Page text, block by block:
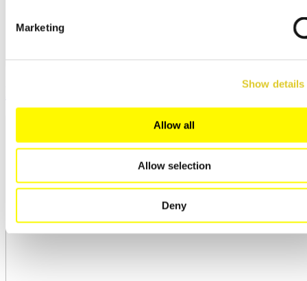
Marketing
Show details
Allow all
Allow selection
Deny
Piece z wózkiem z cyrkulacją powietrza